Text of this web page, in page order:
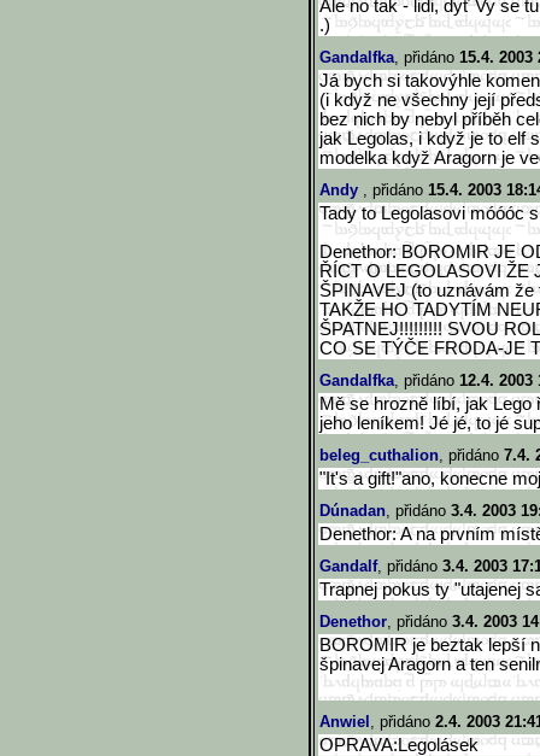
Ale no tak - lidi, dyť Vy se
.)
Gandalfka, přidáno 15.4. 2003
Já bych si takovýhle
(i když ne všechny její
bez nich by nebyl příběh
jak Legolas, i když je to elf
modelka když Aragorn je
Andy , přidáno 15.4. 2003
Tady to Legolasovi móóóc
Denethor: BOROMIR JE
ŘÍCT O LEGOLASOVI ŽE
ŠPINAVEJ (to uznávám
TAKŽE HO TADYTÍM
ŠPATNEJ!!!!!!!!! SVOU
CO SE TÝČE FRODA-JE
Gandalfka, přidáno 12.4. 2003
Mě se hrozně líbí, jak Lego
jeho leníkem! Jé jé, to jé
beleg_cuthalion, přidáno 7.4.
"It's a gift!"ano, konecne
Dúnadan, přidáno 3.4. 2003
Denethor: A na prvním
Gandalf, přidáno 3.4. 2003
Trapnej pokus ty "utajenej
Denethor, přidáno 3.4. 2003
BOROMIR je beztak lepší
špinavej Aragorn a ten
Anwiel , přidáno 2.4. 2003
OPRAVA:Legolásek